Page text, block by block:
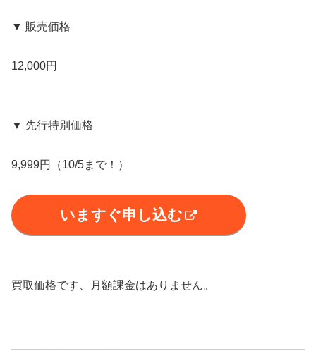
▼ 販売価格
12,000円
▼ 先行特別価格
9,999円（10/5まで！）
いますぐ申し込む
買取価格です、月額課金はありません。